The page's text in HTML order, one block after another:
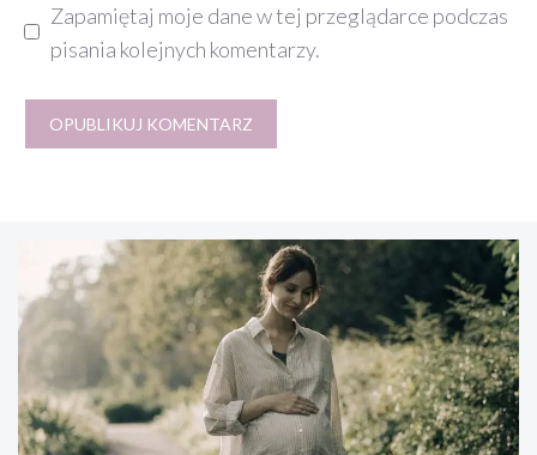
Zapamiętaj moje dane w tej przeglądarce podczas
pisania kolejnych komentarzy.